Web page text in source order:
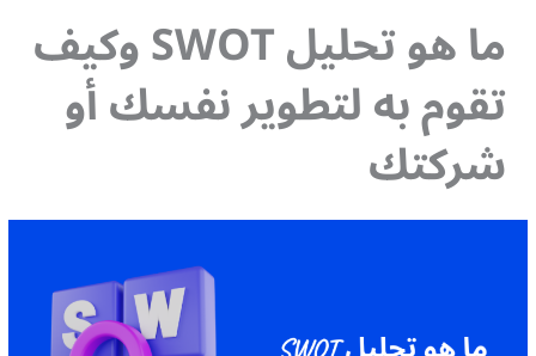
ما هو تحليل SWOT وكيف
تقوم به لتطوير نفسك أو
شركتك